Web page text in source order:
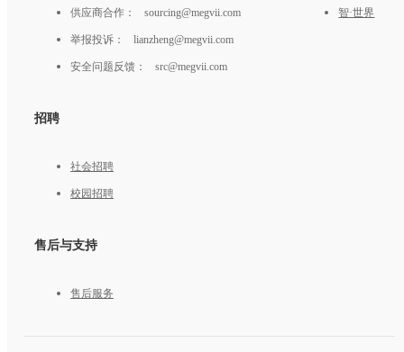
供应商合作： sourcing@megvii.com
举报投诉： lianzheng@megvii.com
安全问题反馈： src@megvii.com
智·世界
招聘
社会招聘
校园招聘
售后与支持
售后服务